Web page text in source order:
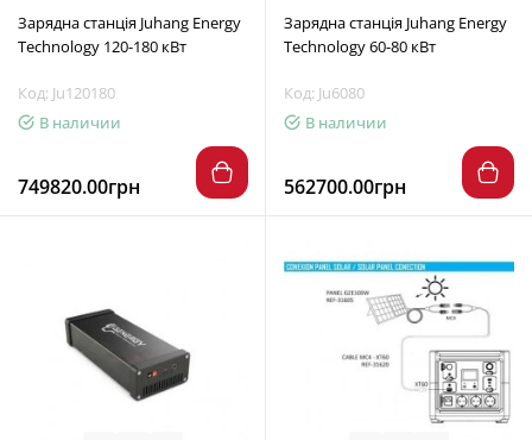
Зарядна станція Juhang Energy
Technology 120-180 кВт
Код: Ju120180
В наличии
749820.00грн
Зарядна станція Juhang Energy
Technology 60-80 кВт
Код: Ju6080
В наличии
562700.00грн